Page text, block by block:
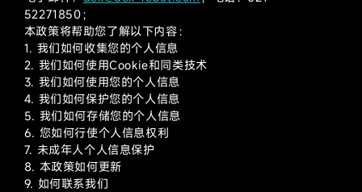
52271850；
本政策将帮助您了解以下内容：
1. 我们如何收集您的个人信息
2. 我们如何使用Cookie和同类技术
3. 我们如何使用您的个人信息
4. 我们如何保护您的个人信息
5. 我们如何存储您的个人信息
6. 您如何行使个人信息权利
7. 未成年人个人信息保护
8. 本政策如何更新
9. 如何联系我们